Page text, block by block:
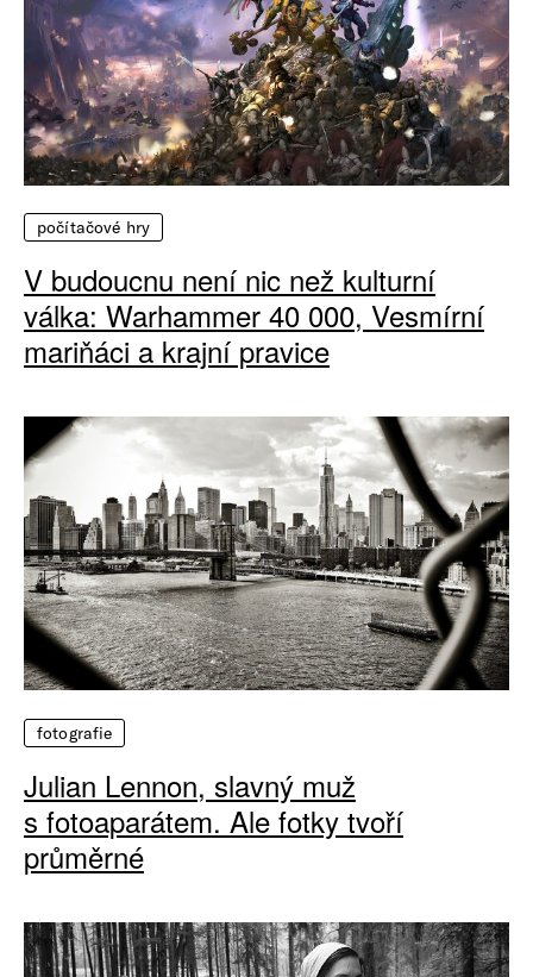
počítačové hry
V budoucnu není nic než kulturní
válka: Warhammer 40 000, Vesmírní
mariňáci a krajní pravice
fotografie
Julian Lennon, slavný muž
s fotoaparátem. Ale fotky tvoří
průměrné